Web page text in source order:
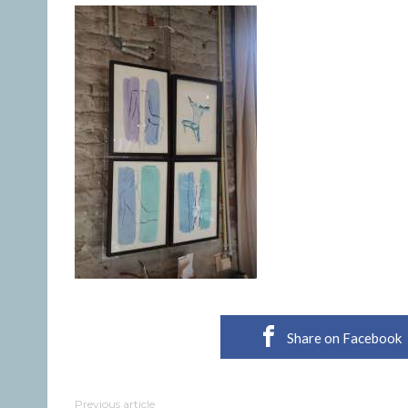
Share on Facebook
Previous article